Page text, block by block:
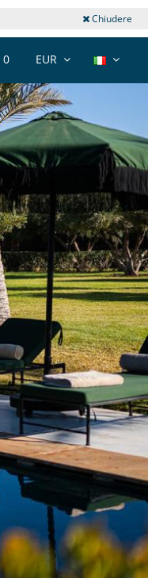
Chiudere
EUR
0